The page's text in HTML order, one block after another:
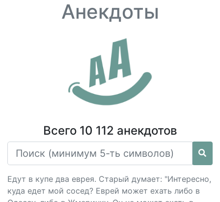
Анекдоты
Всего 10 112 анекдотов
Едут в купе два еврея. Старый думает: "Интересно,
куда едет мой сосед? Еврей может ехать либо в